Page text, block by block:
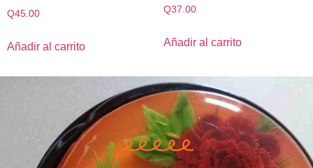
Q45.00
Añadir al carrito
Q37.00
Añadir al carrito